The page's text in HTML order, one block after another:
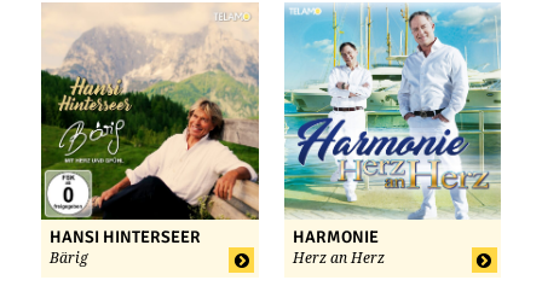
HANSI HINTERSEER
Bärig
HARMONIE
Herz an Herz